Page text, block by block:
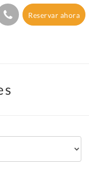
Reservar ahora